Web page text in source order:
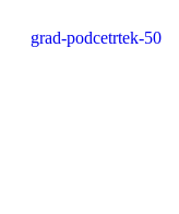
grad-podcetrtek-50